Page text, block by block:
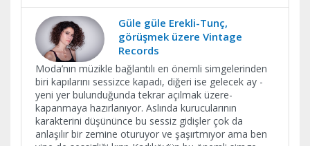
Güle güle Erekli-Tunç,
görüşmek üzere Vintage
Records
Moda’nın müzikle bağlantılı en önemli simgelerinden
biri kapılarını sessizce kapadı, diğeri ise gelecek ay -
yeni yer bulunduğunda tekrar açılmak üzere-
kapanmaya hazırlanıyor. Aslında kurucularının
karakterini düşününce bu sessiz gidişler çok da
anlaşılır bir zemine oturuyor ve şaşırtmıyor ama ben